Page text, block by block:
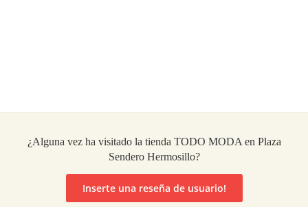
¿Alguna vez ha visitado la tienda TODO MODA en Plaza
Sendero Hermosillo?
Inserte una reseña de usuario!